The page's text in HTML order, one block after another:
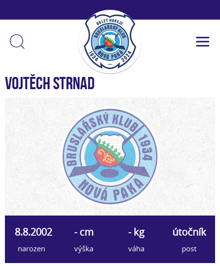
Vojtěch Strnad
8.8.2002
narozen
- cm
výška
- kg
váha
útočník
post